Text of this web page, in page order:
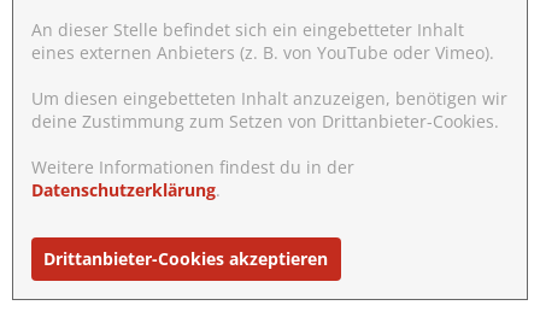
An dieser Stelle befindet sich ein eingebetteter Inhalt
eines externen Anbieters (z. B. von YouTube oder Vimeo).
Um diesen eingebetteten Inhalt anzuzeigen, benötigen wir
deine Zustimmung zum Setzen von Drittanbieter-Cookies.
Weitere Informationen findest du in der
Datenschutzerklärung.
Drittanbieter-Cookies akzeptieren